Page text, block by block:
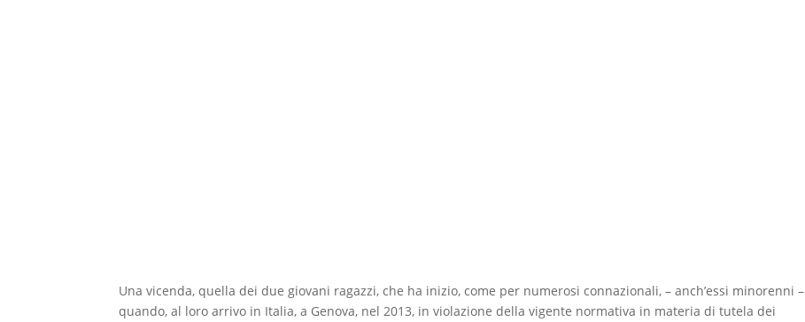
Una vicenda, quella dei due giovani ragazzi, che ha inizio, come per numerosi connazionali, – anch’essi minorenni –
quando, al loro arrivo in Italia, a Genova, nel 2013, in violazione della vigente normativa in materia di tutela dei